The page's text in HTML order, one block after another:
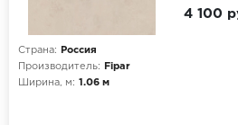
Страна:
Россия
Производитель:
Fipar
Ширина, м: 1.06 м
4 100